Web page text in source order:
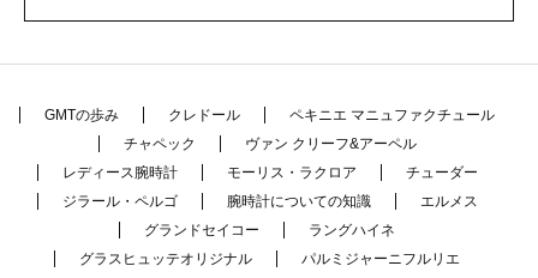
GMTの歩み クレドール
ペキニエ マニュファクチュール
チャペック
ヴァン クリーフ&アーペル
レディース腕時計
モーリス・ラクロア
チューダー
ジラール・ペルゴ
腕時計についての知識
エルメス
グランドセイコー
ラングハイネ
グラスヒュッテオリジナル
パルミジャーニフルリエ